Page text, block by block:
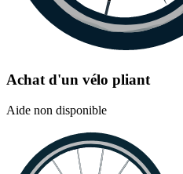
Achat d'un vélo pliant
Aide non disponible